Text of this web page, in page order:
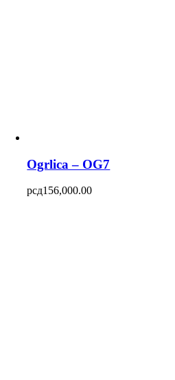
Ogrlica – OG7
рсд156,000.00